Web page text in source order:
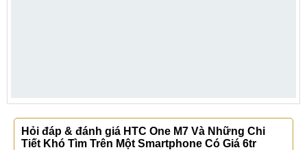
Hỏi đáp & đánh giá HTC One M7 Và Những Chi
Tiết Khó Tìm Trên Một Smartphone Có Giá 6tr